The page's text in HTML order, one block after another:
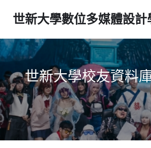
世新大學數位多媒體設計
世新大學校友資料